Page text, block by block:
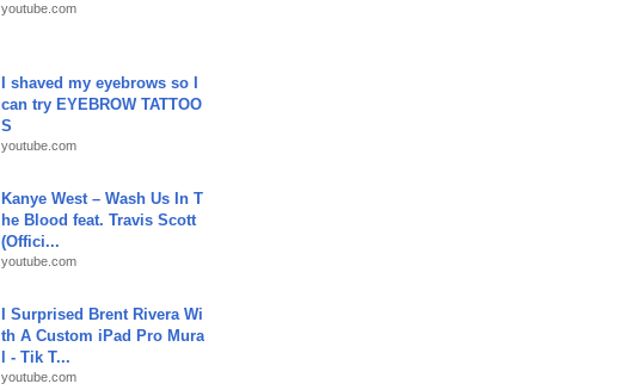
youtube.com
I shaved my eyebrows so I
can try EYEBROW TATTOO
S
youtube.com
Kanye West – Wash Us In T
he Blood feat. Travis Scott
(Offici...
youtube.com
I Surprised Brent Rivera Wi
th A Custom iPad Pro Mura
l - Tik T...
youtube.com